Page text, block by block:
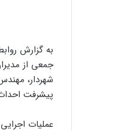
جمعی از
شهردار،
پیشرفت